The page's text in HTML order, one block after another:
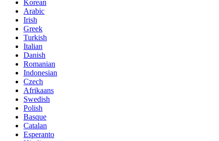
Korean
Arabic
Irish
Greek
Turkish
Italian
Danish
Romanian
Indonesian
Czech
Afrikaans
Swedish
Polish
Basque
Catalan
Esperanto